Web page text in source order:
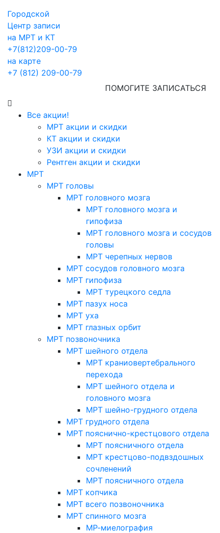
Городской
Центр записи
на МРТ и КТ
+7(812)209-00-79
на карте
+7 (812) 209-00-79
ПОМОГИТЕ ЗАПИСАТЬСЯ
Все акции!
МРТ акции и скидки
КТ акции и скидки
УЗИ акции и скидки
Рентген акции и скидки
МРТ
МРТ головы
МРТ головного мозга
МРТ головного мозга и
гипофиза
МРТ головного мозга и сосудов
головы
МРТ черепных нервов
МРТ сосудов головного мозга
МРТ гипофиза
МРТ турецкого седла
МРТ пазух носа
МРТ уха
МРТ глазных орбит
МРТ позвоночника
МРТ шейного отдела
МРТ краниовертебрального
перехода
МРТ шейного отдела и
головного мозга
МРТ шейно-грудного отдела
МРТ грудного отдела
МРТ пояснично-крестцового отдела
МРТ поясничного отдела
МРТ крестцово-подвздошных
сочленений
МРТ поясничного отдела
МРТ копчика
МРТ всего позвоночника
МРТ спинного мозга
МР-миелография